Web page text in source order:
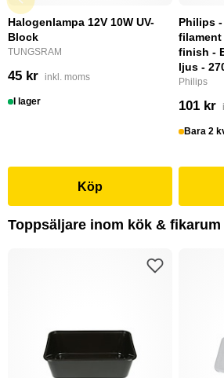
Halogenlampa 12V 10W UV-
Block
TUNGSRAM
45 kr inkl. moms
I lager
Köp
Philips
filament
finish -
ljus -
Philips
101 kr
Bara 2
Toppsäljare inom kök & fikarum